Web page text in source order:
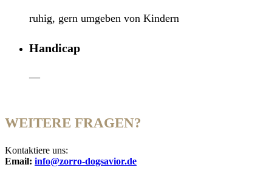
ruhig, gern umgeben von Kindern
Handicap
—
WEITERE FRAGEN?
Kontaktiere uns:
Email: info@zorro-dogsavior.de